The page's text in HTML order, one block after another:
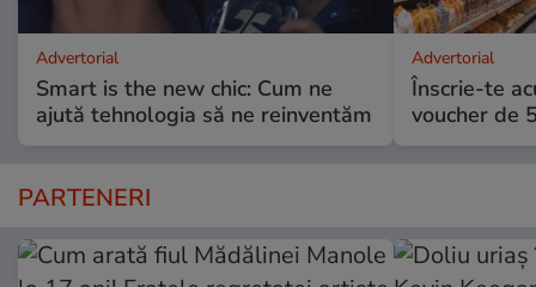
Advertorial
Smart is the new chic: Cum ne
ajută tehnologia să ne reinventăm
Advertorial
Înscrie-te
voucher de
PARTENERI